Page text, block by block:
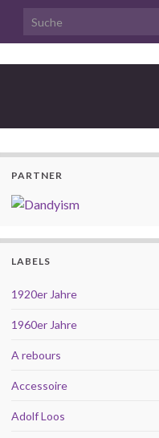
Search for:
PARTNER
LABELS
1920er Jahre
1960er Jahre
A rebours
Accessoire
Adolf Loos